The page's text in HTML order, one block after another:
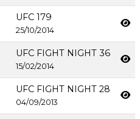
UFC 179
25/10/2014
UFC FIGHT NIGHT 36
15/02/2014
UFC FIGHT NIGHT 28
04/09/2013